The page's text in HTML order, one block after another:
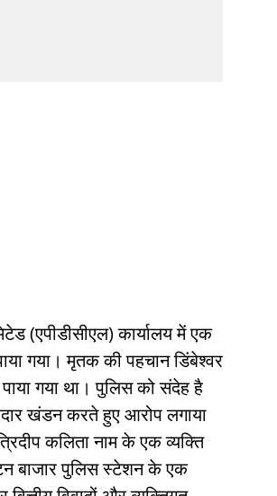
(एपीडीसीएल) कार्यालय में एक
गया। मृतक की पहचान डिंबेश्वर
गया था। पुलिस को संदेह है
खंडन करते हुए आरोप लगाया
कलिता नाम के एक व्यक्ति
बाजार पुलिस स्टेशन के एक